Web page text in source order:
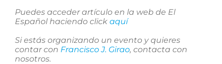
Puedes acceder artículo en la web de El
Español haciendo click aquí
Si estás organizando un evento y quieres
contar con Francisco J. Girao, contacta con
nosotros.